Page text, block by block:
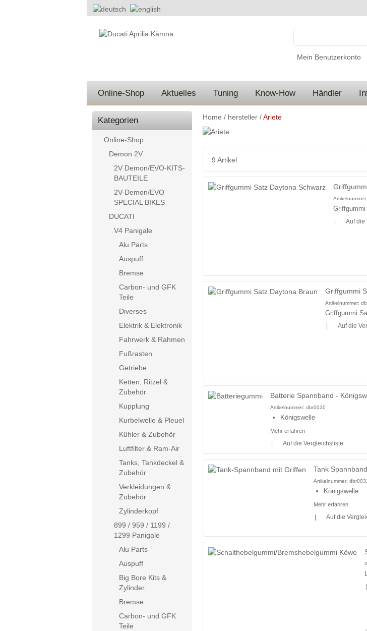
Mein Benutzerkonto
Online-Shop Aktuelles Tuning Know-How Händler
Home / hersteller /Ariete
9 Artikel
Artikelnummer:
Auf die
Griffgummi
Artikelnummer:
Griffgummi
Auf die
Batterie Spannband -
Artikelnummer: dbr0030
Königswelle
Mehr erfahren
Auf die Vergleichsliste
Tank
Artikelnummer:
Königswelle
Mehr erfahren
Auf die
Kategorien
Online-Shop
Demon 2V
2V Demon/EVO-KITS-
BAUTEILE
2V-Demon/EVO
SPECIAL BIKES
DUCATI
V4 Panigale
Alu Parts
Auspuff
Bremse
Carbon- und GFK
Teile
Diverses
Elektrik & Elektronik
Fahrwerk & Rahmen
Fußrasten
Getriebe
Ketten, Ritzel &
Zubehör
Kupplung
Kurbelwelle & Pleuel
Kühler & Zubehör
Luftfilter & Ram-Air
Tanks, Tankdeckel &
Zubehör
Verkleidungen &
Zubehör
Zylinderkopf
899 / 959 / 1199 /
1299 Panigale
Alu Parts
Auspuff
Big Bore Kits &
Zylinder
Bremse
Carbon- und GFK
Teile